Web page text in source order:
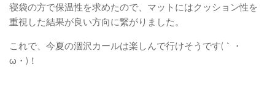
寝袋の方で保温性を求めたので、マットにはクッション性を
重視した結果が良い方向に繋がりました。
これで、今夏の涸沢カールは楽しんで行けそうです(｀・
ω・)！